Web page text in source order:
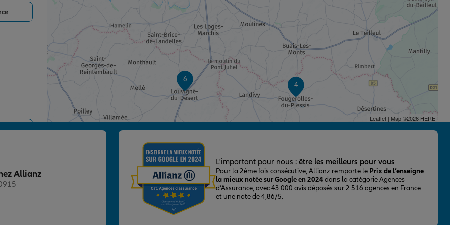
6
4
Leaflet| Map ©2026 HERE
Allianz
L'important pour nous : être les meilleurs pour vous
Pour la 2ème fois consécutive, Allianz remporte le Prix de l’enseigne
la mieux notée sur Google en 2024dans la catégorie Agences
d’Assurance, avec 43 000 avis déposés sur 2 516 agences en France
et une note de 4,86/5.